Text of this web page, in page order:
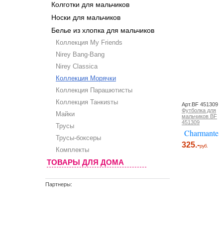
Колготки для мальчиков
Носки для мальчиков
Белье из хлопка для мальчиков
Коллекция My Friends
Nirey Bang-Bang
Nirey Classica
Коллекция Морячки
Коллекция Парашютисты
Коллекция Танкиsты
Майки
Трусы
Трусы-боксеры
Комплекты
ТОВАРЫ ДЛЯ ДОМА
Партнеры:
Арт.BF 451309
Футболка для
мальчиков BF
451309
Charmante
325.-руб.